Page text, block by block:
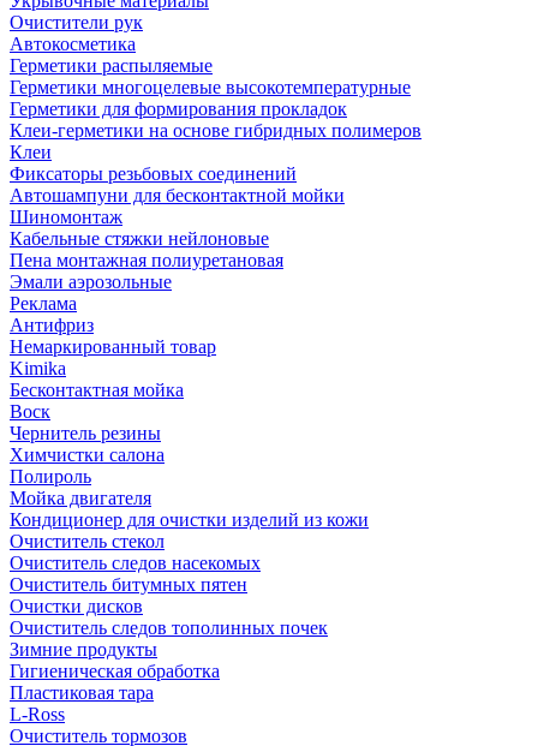
Очистители рук
Автокосметика
Герметики распыляемые
Герметики многоцелевые высокотемпературные
Герметики для формирования прокладок
Клеи-герметики на основе гибридных полимеров
Клеи
Фиксаторы резьбовых соединений
Автошампуни для бесконтактной мойки
Шиномонтаж
Кабельные стяжки нейлоновые
Пена монтажная полиуретановая
Эмали аэрозольные
Реклама
Антифриз
Немаркированный товар
Kimika
Бесконтактная мойка
Воск
Чернитель резины
Химчистки салона
Полироль
Мойка двигателя
Кондиционер для очистки изделий из кожи
Очиститель стекол
Очиститель следов насекомых
Очиститель битумных пятен
Очистки дисков
Очиститель следов тополинных почек
Зимние продукты
Гигиеническая обработка
Пластиковая тара
L-Ross
Очиститель тормозов